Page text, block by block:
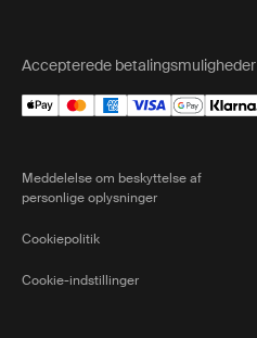
Accepterede betalingsmuligheder
Meddelelse om beskyttelse af
personlige oplysninger
Cookiepolitik
Cookie-indstillinger